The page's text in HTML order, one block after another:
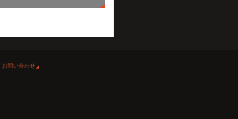
お問い合わせ